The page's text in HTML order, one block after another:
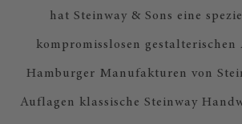
hat Steinway & Sons eine
kompromisslosen
Hamburger Manufakturen von
Auflagen klassische Steinway